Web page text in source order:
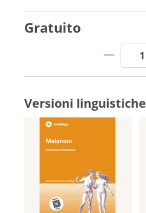
Gratuito
Versioni linguistiche